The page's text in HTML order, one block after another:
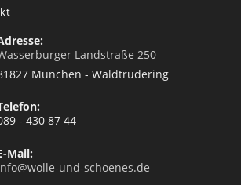
Landstraße 250
München - Waldtrudering
- 430 87 44
Mail:
und-schoenes.de